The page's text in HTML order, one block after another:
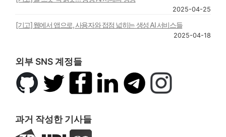
2025-04-25
[기고] 웹에서 앱으로, 사용자와 접점 넓히는 생성 AI 서비스들
2025-04-18
외부 SNS 계정들
깃
허
트
위
페
링
텔
레
인
스
과거 작성한 기사들
지 UPI 아